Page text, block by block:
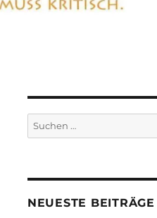
Suchen
nach:
NEUESTE BEITRÄGE